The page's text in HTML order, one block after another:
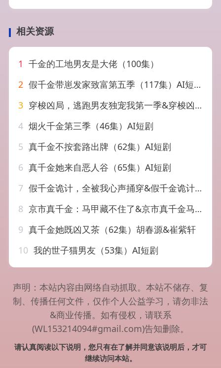
相关资源
1 千金的工地男友是大佬（100集）
2 假千金带崽发家致富第五季（117集）AI短剧
3 穿梭凶局，逃跑男友独宠我第一季&穿梭凶局逃跑男友独宠我第一季（69集）AI短剧
4 烟火千金第三季（46集）AI短剧
5 真千金不按套路出牌（62集）AI短剧
6 真千金她来自恶人谷（65集）AI短剧
7 假千金诡计，全被我心声捅穿&假千金诡计全被我心声捅穿（52集）AI短剧
8 京市真千金：马甲藏不住了&京市真千金马甲藏不住了（66集）AI短剧
9 真千金她既凶又茶（62集）胡春源&崔紫轩
10 我的世子猫男友（53集）AI短剧
声明：本站内容由网络自动抓取。本站不储存、复
制、传播任何文件，仅作个人公益学习，请勿非法
&商业传播。如有侵权，请联系
(WL153214094#gmail.com)告知删除。
请认真阅读以下说明，您只有在了解并同意该说明后，才可
继续访问本站。